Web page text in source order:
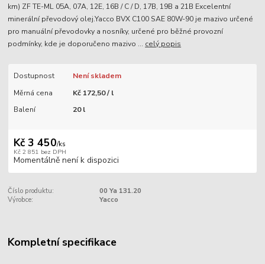
km) ZF TE-ML 05A, 07A, 12E, 16B / C / D, 17B, 19B a 21B Excelentní
minerální převodový olej.Yacco BVX C100 SAE 80W-90 je mazivo určené
pro manuální převodovky a nosníky, určené pro běžné provozní
podmínky, kde je doporučeno mazivo ... celý popis
Dostupnost
Není skladem
Měrná cena
Kč 172,50 / l
Balení
20 l
Kč 3 450/ks
Kč 2 851 bez DPH
Momentálně není k dispozici
Číslo produktu:
00 Ya 131.20
Výrobce:
Yacco
Kompletní specifikace